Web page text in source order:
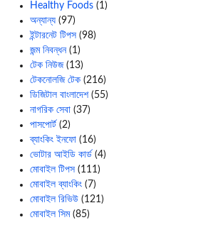
Healthy Foods (1)
অন্যান্য (97)
ইন্টারনেট টিপস (98)
জন্ম নিবন্ধন(1)
টেক নিউজ(13)
টেকনোলজি টেক (216)
ডিজিটাল বাংলাদেশ(55)
নাগরিক সেবা (37)
পাসপোর্ট (2)
ব্যাংকিং ইনফো (16)
ভোটার আইডি কার্ড (4)
মোবাইল টিপস (111)
মোবাইল ব্যাংকিং (7)
মোবাইল রিভিউ (121)
মোবাইল সিম(85)